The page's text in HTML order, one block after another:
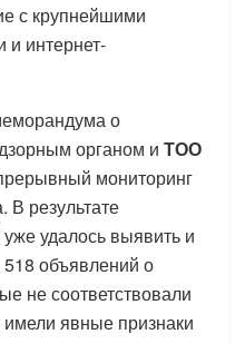
с крупнейшими
интернет-
о
органом и ТОО
мониторинг
В результате
удалось выявить и
518 объявлений о
не соответствовали
явные признаки